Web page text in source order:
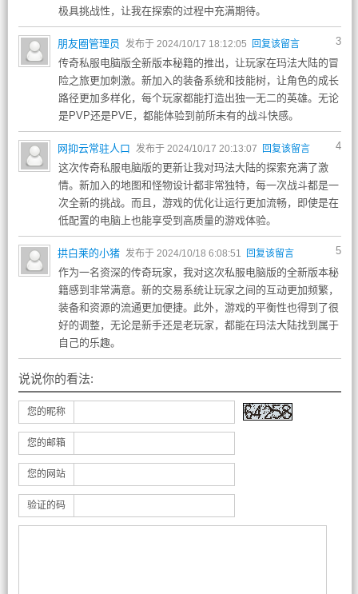
极具挑战性，让我在探索的过程中充满期待。
3
朋友圈管理员 发布于 2024/10/17 18:12:05 回复该留言
传奇私服电脑版全新版本秘籍的推出，让玩家在玛法大陆的冒
险之旅更加刺激。新加入的装备系统和技能树，让角色的成长
路径更加多样化，每个玩家都能打造出独一无二的英雄。无论
是PVP还是PVE，都能体验到前所未有的战斗快感。
4
网抑云常驻人口 发布于 2024/10/17 20:13:07 回复该留言
这次传奇私服电脑版的更新让我对玛法大陆的探索充满了激
情。新加入的地图和怪物设计都非常独特，每一次战斗都是一
次全新的挑战。而且，游戏的优化让运行更加流畅，即使是在
低配置的电脑上也能享受到高质量的游戏体验。
5
拱白莱的小猪 发布于 2024/10/18 6:08:51 回复该留言
作为一名资深的传奇玩家，我对这次私服电脑版的全新版本秘
籍感到非常满意。新的交易系统让玩家之间的互动更加频繁，
装备和资源的流通更加便捷。此外，游戏的平衡性也得到了很
好的调整，无论是新手还是老玩家，都能在玛法大陆找到属于
自己的乐趣。
说说你的看法:
您的昵称
您的邮箱
您的网站
验证的码